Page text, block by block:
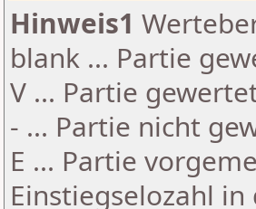
Hinweis1
blank ... Partie
V ... Partie
- ... Partie nicht
E ... Partie
Einstiegselozahl